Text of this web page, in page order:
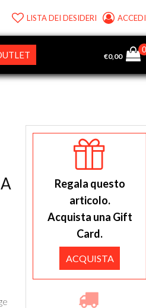
LISTA DEI DESIDERI ACCEDI
€0,00
Regala questo
articolo.
Acquista una Gift
Card.
ACQUISTA